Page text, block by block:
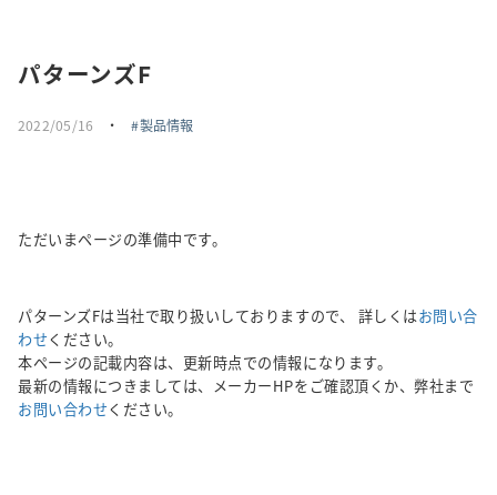
パターンズF
2022/05/16 ・ 製品情報
ただいまページの準備中です。
パターンズFは当社で取り扱いしておりますので、 詳しくはお問い合
わせください。
本ページの記載内容は、更新時点での情報になります。
最新の情報につきましては、メーカーHPをご確認頂くか、弊社まで
お問い合わせください。